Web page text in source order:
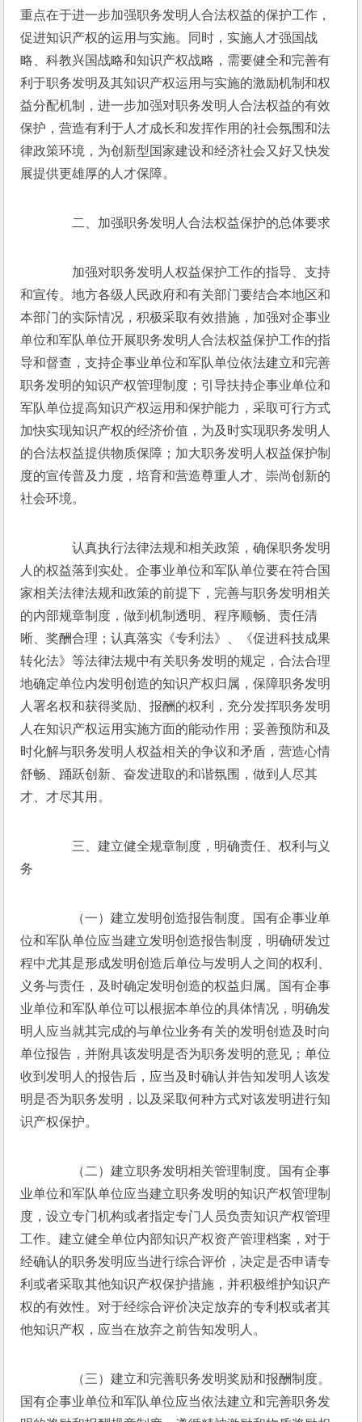
重点在于进一步加强职务发明人合法权益的保护工作，
促进知识产权的运用与实施。同时，实施人才强国战
略、科教兴国战略和知识产权战略，需要健全和完善有
利于职务发明及其知识产权运用与实施的激励机制和权
益分配机制，进一步加强对职务发明人合法权益的有效
保护，营造有利于人才成长和发挥作用的社会氛围和法
律政策环境，为创新型国家建设和经济社会又好又快发
展提供更雄厚的人才保障。
二、加强职务发明人合法权益保护的总体要求
加强对职务发明人权益保护工作的指导、支持
和宣传。地方各级人民政府和有关部门要结合本地区和
本部门的实际情况，积极采取有效措施，加强对企事业
单位和军队单位开展职务发明人合法权益保护工作的指
导和督查，支持企事业单位和军队单位依法建立和完善
职务发明的知识产权管理制度；引导扶持企事业单位和
军队单位提高知识产权运用和保护能力，采取可行方式
加快实现知识产权的经济价值，为及时实现职务发明人
的合法权益提供物质保障；加大职务发明人权益保护制
度的宣传普及力度，培育和营造尊重人才、崇尚创新的
社会环境。
认真执行法律法规和相关政策，确保职务发明
人的权益落到实处。企事业单位和军队单位要在符合国
家相关法律法规和政策的前提下，完善与职务发明相关
的内部规章制度，做到机制透明、程序顺畅、责任清
晰、奖酬合理；认真落实《专利法》、《促进科技成果
转化法》等法律法规中有关职务发明的规定，合法合理
地确定单位内发明创造的知识产权归属，保障职务发明
人署名权和获得奖励、报酬的权利，充分发挥职务发明
人在知识产权运用实施方面的能动作用；妥善预防和及
时化解与职务发明人权益相关的争议和矛盾，营造心情
舒畅、踊跃创新、奋发进取的和谐氛围，做到人尽其
才、才尽其用。
三、建立健全规章制度，明确责任、权利与义
务
（一）建立发明创造报告制度。国有企事业单
位和军队单位应当建立发明创造报告制度，明确研发过
程中尤其是形成发明创造后单位与发明人之间的权利、
义务与责任，及时确定发明创造的权益归属。国有企事
业单位和军队单位可以根据本单位的具体情况，明确发
明人应当就其完成的与单位业务有关的发明创造及时向
单位报告，并附具该发明是否为职务发明的意见；单位
收到发明人的报告后，应当及时确认并告知发明人该发
明是否为职务发明，以及采取何种方式对该发明进行知
识产权保护。
（二）建立职务发明相关管理制度。国有企事
业单位和军队单位应当建立职务发明的知识产权管理制
度，设立专门机构或者指定专门人员负责知识产权管理
工作。建立健全单位内部知识产权资产管理档案，对于
经确认的职务发明应当进行综合评价，决定是否申请专
利或者采取其他知识产权保护措施，并积极维护知识产
权的有效性。对于经综合评价决定放弃的专利权或者其
他知识产权，应当在放弃之前告知发明人。
（三）建立和完善职务发明奖励和报酬制度。
国有企事业单位和军队单位应当依法建立和完善职务发